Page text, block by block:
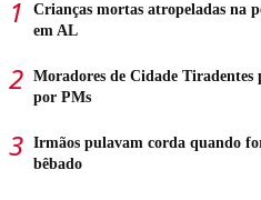
Crianças mortas atropeladas na
em AL
Moradores de Cidade
por PMs
Irmãos pulavam corda quando
bêbado